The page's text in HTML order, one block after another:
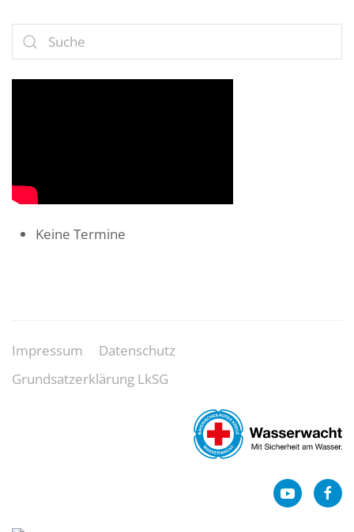
Keine Termine
Impressum
Datenschutz
Grundsatzerklärung LkSG